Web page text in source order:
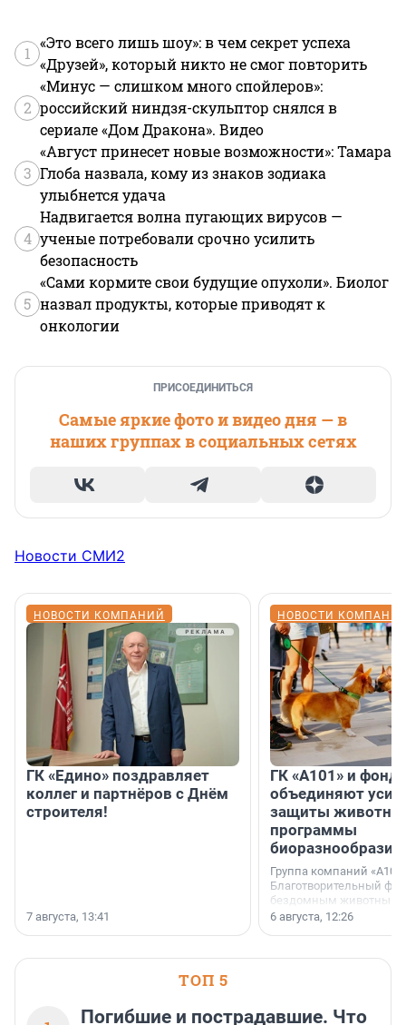
1
«Это всего лишь шоу»: в чем секрет успеха
«Друзей», который никто не смог повторить
2
«Минус — слишком много спойлеров»:
российский ниндзя-скульптор снялся в
сериале «Дом Дракона». Видео
3
«Август принесет новые возможности»: Тамара
Глоба назвала, кому из знаков зодиака
улыбнется удача
4
Надвигается волна пугающих вирусов —
ученые потребовали срочно усилить
безопасность
5
«Сами кормите свои будущие опухоли». Биолог
назвал продукты, которые приводят к
онкологии
ПРИСОЕДИНИТЬСЯ
Самые яркие фото и видео дня — в
наших группах в социальных сетях
Новости СМИ2
НОВОСТИ КОМПАНИЙ
ГК «Едино» поздравляет
коллег и партнёров с Днём
строителя!
7 августа, 13:41
НОВОСТИ
ГК «А101» и фонд
объединяют
защиты
программы
биоразнообразия
Группа компаний
Благотворительный
бездомным животным
заключили соглашение
6 августа, 12:26
ТОП 5
Погибшие и пострадавшие. Что